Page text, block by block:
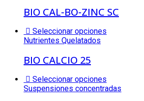
BIO CAL-BO-ZINC SC
Seleccionar opciones
Nutrientes Quelatados
BIO CALCIO 25
Seleccionar opciones
Suspensiones concentradas